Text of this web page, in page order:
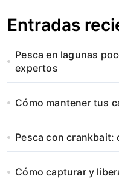
p
g
n
a
t
Entradas
Pesca en lagunas
expertos
Cómo mantener tus
Pesca con crankbait:
Cómo capturar y